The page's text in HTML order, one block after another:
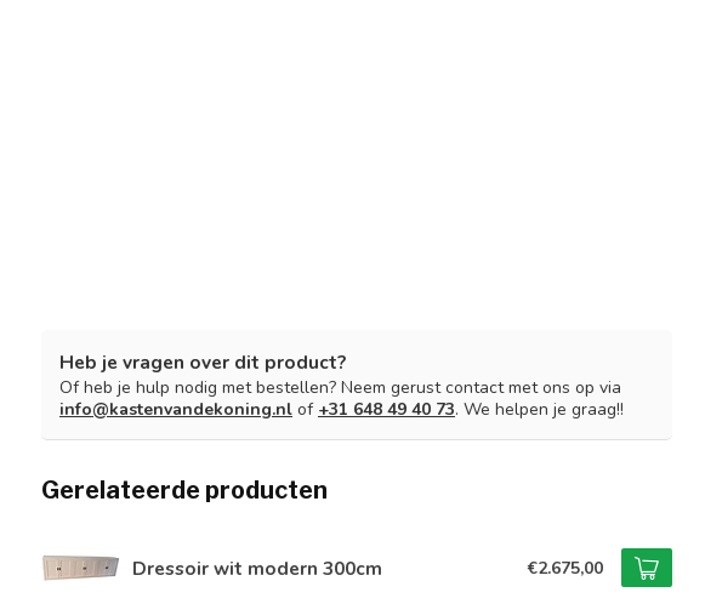
Heb je vragen over dit product?
Of heb je hulp nodig met bestellen? Neem gerust contact met ons op via
info@kastenvandekoning.nl of +31 648 49 40 73. We helpen je graag!!
Gerelateerde producten
Dressoir wit modern 300cm €2.675,00